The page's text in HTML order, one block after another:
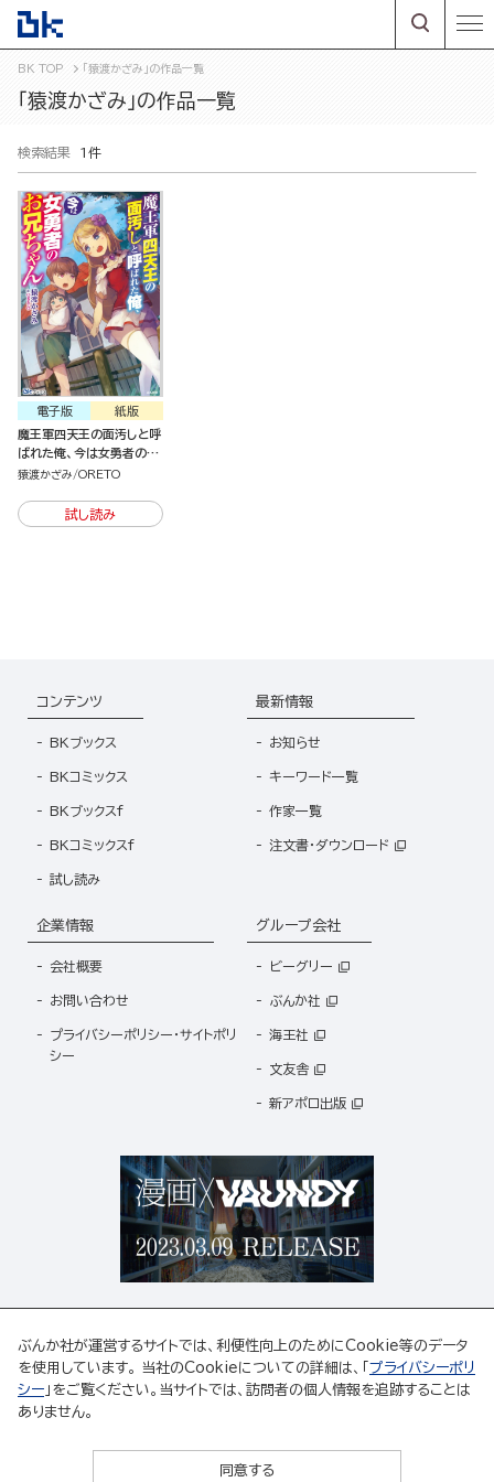
BK TOP 「猿渡かざみ」の作品一覧
「猿渡かざみ」の作品一覧
検索結果 1件
紙版
電子版
魔王軍四天王の面汚しと呼
ばれた俺、今は女勇者のお
兄ちゃん
猿渡かざみ ORETO
試し読み
コンテンツ
BKブックス
BKコミックス
BKブックスf
BKコミックスf
試し読み
最新情報
お知らせ
キーワード一覧
作家一覧
注文書・ダウンロード
企業情報
会社概要
お問い合わせ
プライバシーポリシー・サイトポリ
シー
グループ会社
ビーグリー
ぶんか社
海王社
文友舎
新アポロ出版
ABJマークは、この電子書店・電子書籍配信サービスが、著作権者からコンテンツ使用許諾を
得た正規版配信サービスであることを示す登録商標(登録番号 第6091713号)です。
https://aebs.or.jp/
ぶんか社が運営するサイトでは、利便性向上のためにCookie等のデータ
を使用しています。 当社のCookieについての詳細は、「 プライバシーポリ
シー 」をご覧ください。当サイトでは、訪問者の個人情報を追跡することは
ありません。
同意する